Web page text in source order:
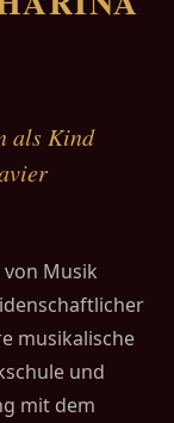
als Kind
Musik
musikalische
und
mit dem